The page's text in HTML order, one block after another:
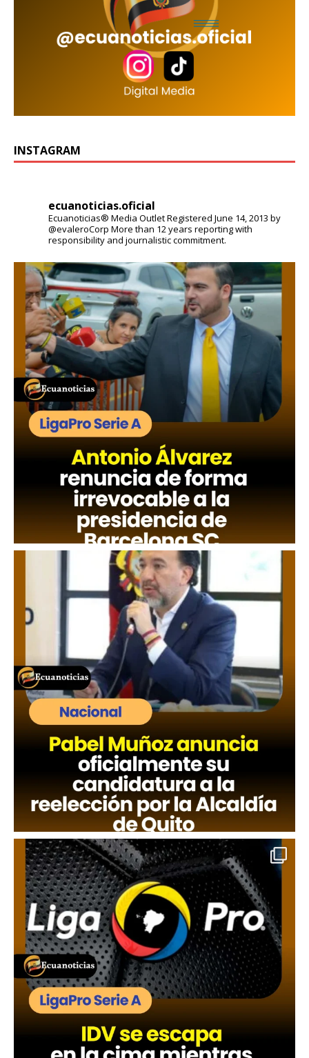
INSTAGRAM
ecuanoticias.oficial
Ecuanoticias® Media OutletRegistered June 14, 2013 by
@evaleroCorp More than 12 years reporting with
responsibility and journalistic commitment.